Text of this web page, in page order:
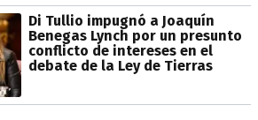
Di Tullio impugnó a Joaquín
Benegas Lynch por un presunto
conflicto de intereses en el
debate de la Ley de Tierras